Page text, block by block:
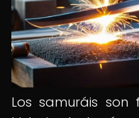
Los samuráis son